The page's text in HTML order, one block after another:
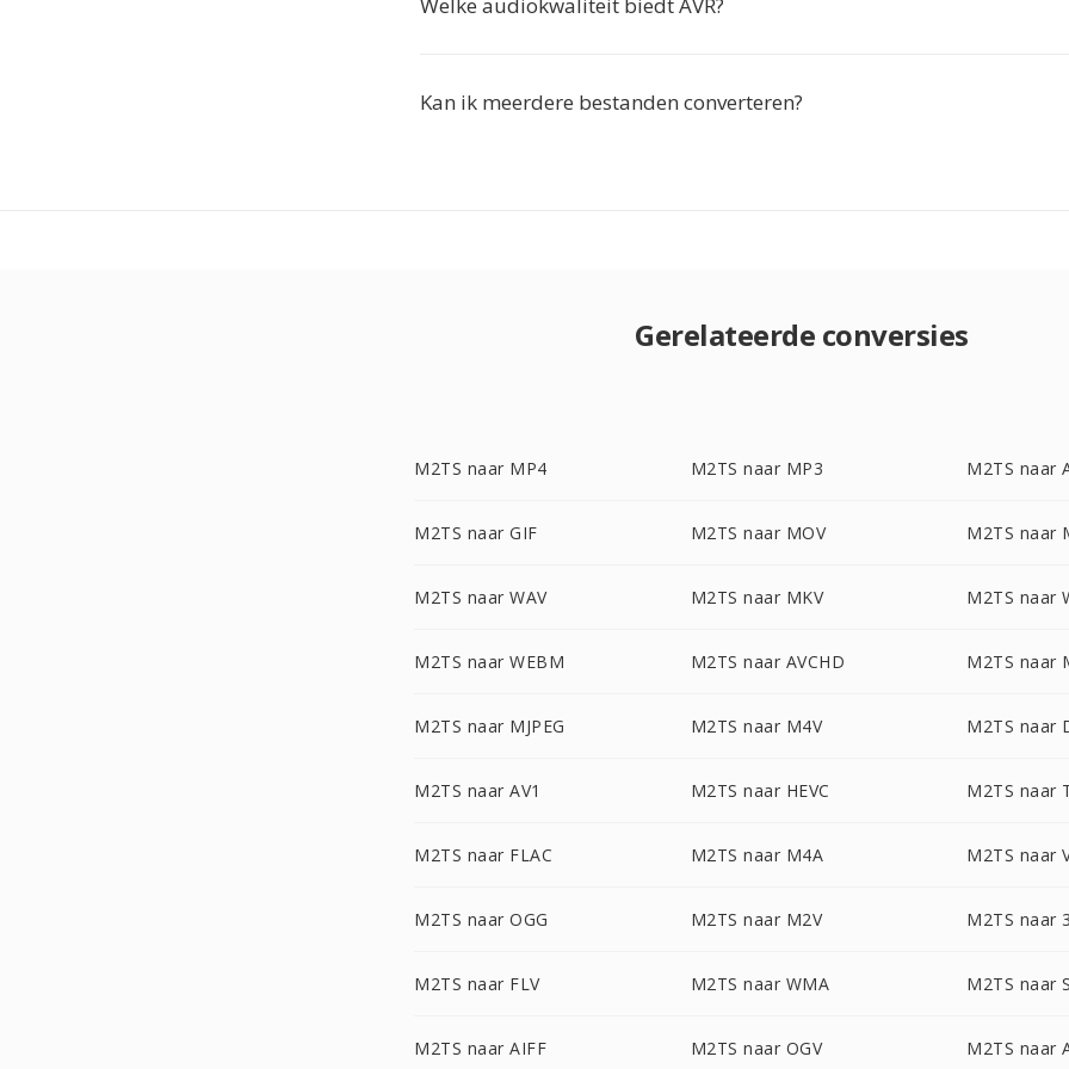
Kan ik meerdere bestanden converteren?
Gerelateerde conversies
M2TS naar MP4 M2TS naar MP3 M2TS naar
M2TS naar GIF M2TS naar MOV M2TS naar
M2TS naar WAV M2TS naar MKV M2TS naar
M2TS naar WEBM M2TS naar AVCHD M2TS naar
M2TS naar MJPEG M2TS naar M4V M2TS naar
M2TS naar AV1 M2TS naar HEVC M2TS naar
M2TS naar FLAC M2TS naar M4A M2TS naar
M2TS naar OGG M2TS naar M2V M2TS naar
M2TS naar FLV M2TS naar WMA M2TS naar
M2TS naar AIFF M2TS naar OGV M2TS naar